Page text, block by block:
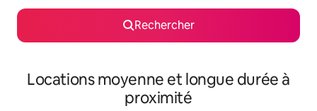
Rechercher
Locations moyenne et longue durée à
proximité